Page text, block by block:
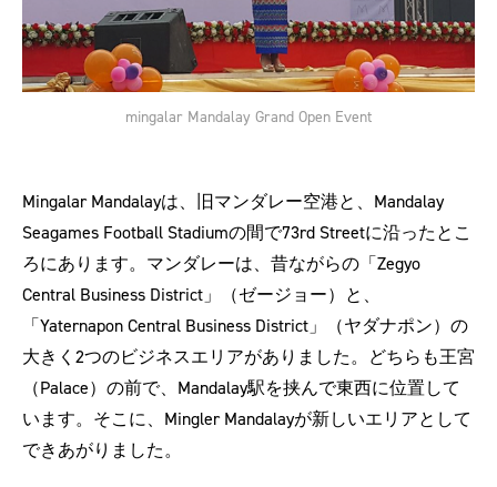
mingalar Mandalay Grand Open Event
Mingalar Mandalayは、旧マンダレー空港と、Mandalay
Seagames Football Stadiumの間で73rd Streetに沿ったとこ
ろにあります。マンダレーは、昔ながらの「Zegyo
Central Business District」（ゼージョー）と、
「Yaternapon Central Business District」（ヤダナポン）の
大きく2つのビジネスエリアがありました。どちらも王宮
（Palace）の前で、Mandalay駅を挟んで東西に位置して
います。そこに、Mingler Mandalayが新しいエリアとして
できあがりました。